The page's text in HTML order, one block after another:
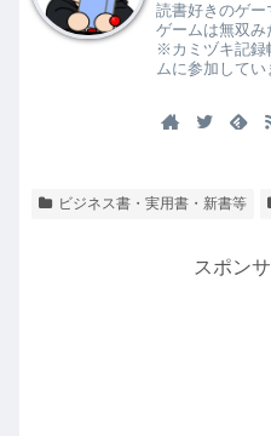
読書好きのゲー
ゲームは無双み
※カミヅキ記録
ムに参加してい
ビジネス書・実用書・新書等
スポン